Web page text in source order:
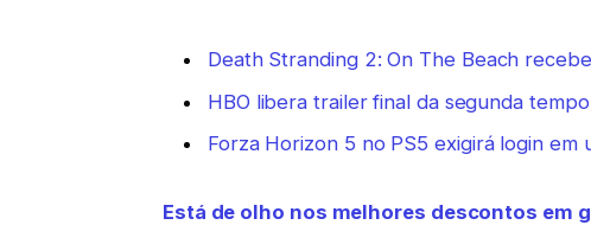
Death Stranding 2: On The Beach
HBO libera trailer final da segunda
Forza Horizon 5 no PS5 exigirá login em
Está de olho nos melhores descontos em